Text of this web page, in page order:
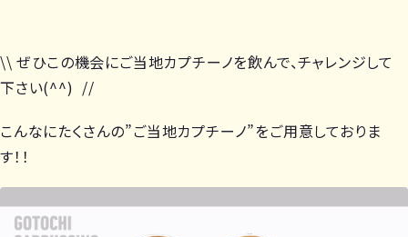
\\ ぜひこの機会にご当地カプチーノを飲んで、チャレンジして
下さい(^^) //
こんなにたくさんの”ご当地カプチーノ”をご用意しておりま
す！！